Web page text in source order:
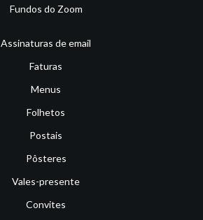
Fundos do Zoom
Assinaturas de email
Faturas
Menus
Folhetos
Postais
Pôsteres
Vales-presente
Convites